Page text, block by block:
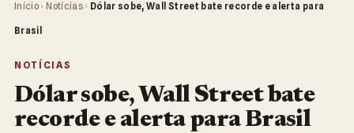
Início › Notícias › Dólar sobe, Wall Street bate recorde e alerta para
Brasil
NOTÍCIAS
Dólar sobe, Wall Street bate
recorde e alerta para Brasil